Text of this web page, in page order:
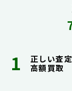
正しい査
高額買取